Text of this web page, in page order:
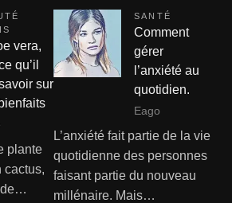
vera,
qu’il
sur
plante
cactus,
de…
SANTÉ
Comment
gérer
l’anxiété au
quotidien.
Eago
L’anxiété fait partie de la vie
quotidienne des personnes
faisant partie du nouveau
millénaire. Mais…